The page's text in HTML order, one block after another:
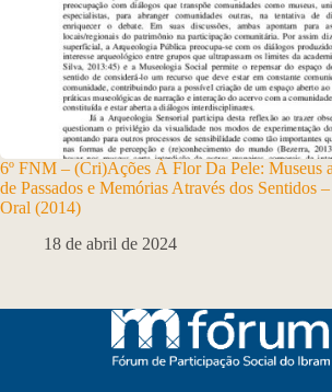
6º FNM – (Cri)Ações À Flor Da Pele: Museus
de Passados e Memórias Através dos Sentidos
Oral (2014)
18 de abril de 2024